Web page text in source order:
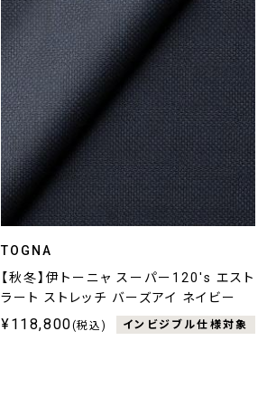
TOGNA
【秋冬】伊トーニャ スーパー120's エスト
ラート ストレッチ バーズアイ ネイビー
¥118,800(税込) インビジブル仕様対象